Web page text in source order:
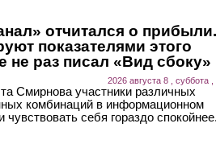
отчитался о
показателями этого
не раз писал «Вид сбоку»
2026 августа 8 , суббота ,
Смирнова участники различных
комбинаций в информационном
чувствовать себя гораздо